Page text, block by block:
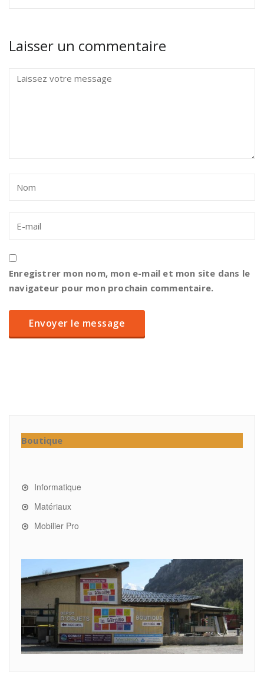
Laisser un commentaire
Enregistrer mon nom, mon e-mail et mon site dans le
navigateur pour mon prochain commentaire.
Boutique
Informatique
Matériaux
Mobilier Pro